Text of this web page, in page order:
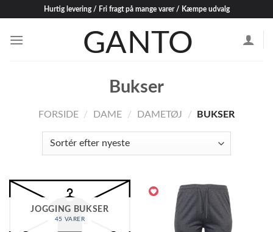
content
Hurtig levering / Fri fragt på mange varer / Kæmpe udvalg
Bukser
FORSIDE / DAME / DAMETØJ / BUKSER
JOGGING BUKSER
45 VARER